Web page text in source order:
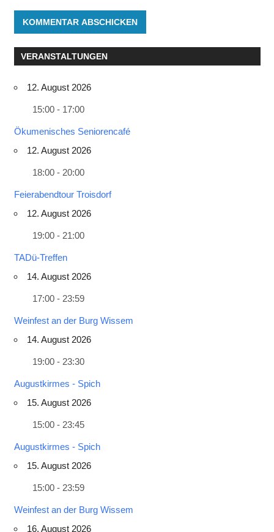
VERANSTALTUNGEN
12. August 2026
15:00 - 17:00
Ökumenisches Seniorencafé
12. August 2026
18:00 - 20:00
Feierabendtour Troisdorf
12. August 2026
19:00 - 21:00
TADü-Treffen
14. August 2026
17:00 - 23:59
Weinfest an der Burg Wissem
14. August 2026
19:00 - 23:30
Augustkirmes - Spich
15. August 2026
15:00 - 23:45
Augustkirmes - Spich
15. August 2026
15:00 - 23:59
Weinfest an der Burg Wissem
16. August 2026